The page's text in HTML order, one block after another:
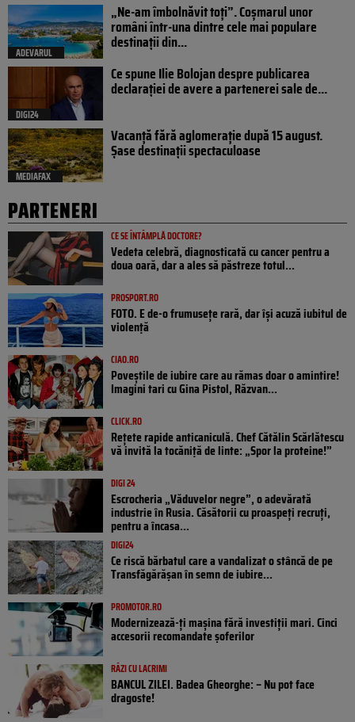
ADEVARUL
„Ne-am îmbolnăvit toți”. Coșmarul unor
români într-una dintre cele mai populare
destinații din...
DIGI24
Ce spune Ilie Bolojan despre publicarea
declarației de avere a partenerei sale de...
MEDIAFAX
Vacanță fără aglomerație după 15 august.
Șase destinații spectaculoase
PARTENERI
CE SE ÎNTÂMPLĂ DOCTORE?
Vedeta celebră, diagnosticată cu cancer pentru a
doua oară, dar a ales să păstreze totul...
PROSPORT.RO
FOTO. E de-o frumusețe rară, dar își acuză iubitul de
violență
CIAO.RO
Poveştile de iubire care au rămas doar o amintire!
Imagini tari cu Gina Pistol, Răzvan...
CLICK.RO
Rețete rapide anticaniculă. Chef Cătălin Scărlătescu
vă invită la tocăniță de linte: „Spor la proteine!”
DIGI 24
Escrocheria „Văduvelor negre”, o adevărată
industrie în Rusia. Căsătorii cu proaspeți recruți,
pentru a încasa...
DIGI24
Ce riscă bărbatul care a vandalizat o stâncă de pe
Transfăgărășan în semn de iubire...
PROMOTOR.RO
Modernizează-ți mașina fără investiții mari. Cinci
accesorii recomandate șoferilor
RÂZI CU LACRIMI
BANCUL ZILEI. Badea Gheorghe: – Nu pot face
dragoste!